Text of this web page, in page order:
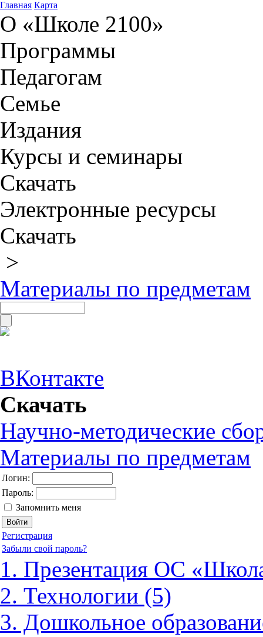
Главная Карта
О «Школе 2100»
Программы
Педагогам
Семье
Издания
Курсы и семинары
Скачать
Электронные ресурсы
Скачать
>
Материалы по предметам
ВКонтакте
Скачать
Научно-методические
Материалы по предметам
Логин:
Пароль:
Запомнить меня
Регистрация
Забыли свой пароль?
1. Презентация ОС
2. Технологии (5)
3. Дошкольное